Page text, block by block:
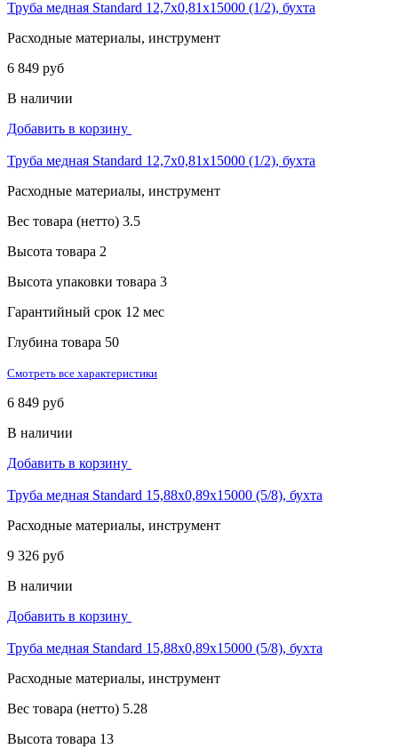
Труба медная Standard 12,7х0,81х15000 (1/2), бухта
Расходные материалы, инструмент
6 849 руб
В наличии
Добавить в корзину
Труба медная Standard 12,7х0,81х15000 (1/2), бухта
Расходные материалы, инструмент
Вес товара (нетто) 3.5
Высота товара 2
Высота упаковки товара 3
Гарантийный срок 12 мес
Глубина товара 50
Смотреть все характеристики
6 849 руб
В наличии
Добавить в корзину
Труба медная Standard 15,88х0,89х15000 (5/8), бухта
Расходные материалы, инструмент
9 326 руб
В наличии
Добавить в корзину
Труба медная Standard 15,88х0,89х15000 (5/8), бухта
Расходные материалы, инструмент
Вес товара (нетто) 5.28
Высота товара 13